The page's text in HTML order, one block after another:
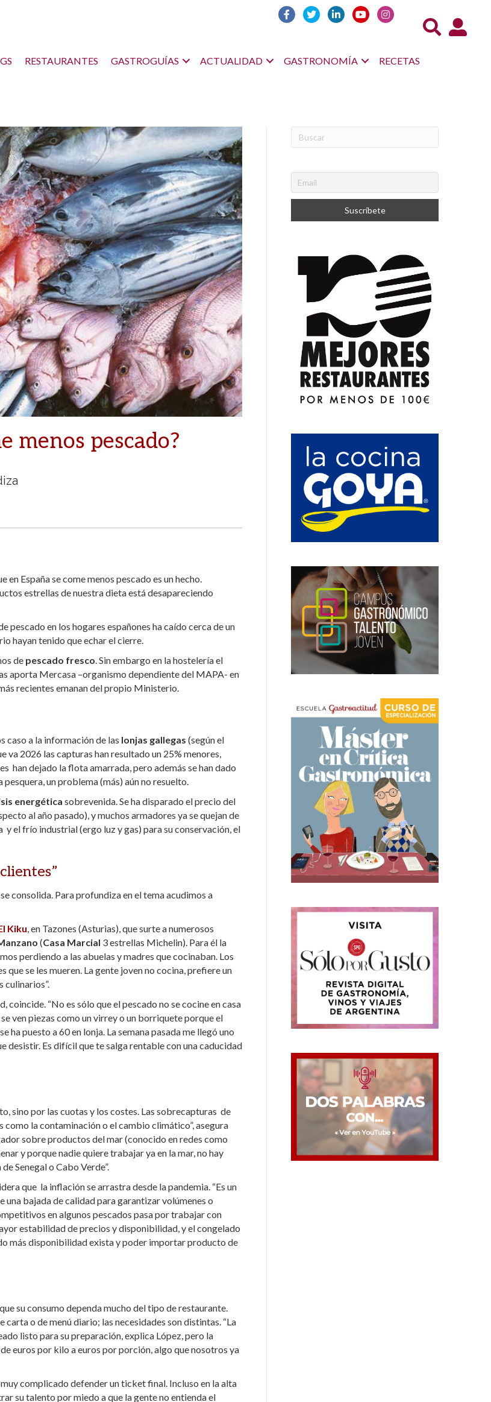
Acceso
RESTAURANTES GASTROGUÍAS ACTUALIDAD GASTRONOMÍA
RECETAS
menos pescado?
en España se come menos pescado es un hecho.
estrellas de nuestra dieta está desapareciendo
pescado en los hogares españones ha caído cerca de un
hayan tenido que echar el cierre.
de pescado fresco. Sin embargo en la hostelería el
aporta Mercasa –organismo dependiente del MAPA- en
recientes emanan del propio Ministerio.
caso a la información de las lonjas gallegas (según el
va 2026 las capturas han resultado un 25% menores,
han dejado la flota amarrada, pero además se han dado
un problema (más) aún no resuelto.
energética sobrevenida. Se ha disparado el precio del
al año pasado), y muchos armadores ya se quejan de
el frío industrial (ergo luz y gas) para su conservación, el
consolida. Para profundiza en el tema acudimos a
Kiku, en Tazones (Asturias), que surte a numerosos
(Casa Marcial 3 estrellas Michelin). Para él la
perdiendo a las abuelas y madres que cocinaban. Los
que se les mueren. La gente joven no cocina, prefiere un
culinarios”.
coincide. “No es sólo que el pescado no se cocine en casa
ven piezas como un virrey o un borriquete porque el
puesto a 60 en lonja. La semana pasada me llegó uno
desistir. Es difícil que te salga rentable con una caducidad
sino por las cuotas y los costes. Las sobrecapturas de
la contaminación o el cambio climático”, asegura
sobre productos del mar (conocido en redes como
y porque nadie quiere trabajar ya en la mar, no hay
Senegal o Cabo Verde”.
que la inflación se arrastra desde la pandemia. “Es un
bajada de calidad para garantizar volúmenes o
en algunos pescados pasa por trabajar con
estabilidad de precios y disponibilidad, y el congelado
más disponibilidad exista y poder importar producto de
su consumo dependa mucho del tipo de restaurante.
o de menú diario; las necesidades son distintas. “La
listo para su preparación, explica López, pero la
euros por kilo a euros por porción, algo que nosotros ya
complicado defender un ticket final. Incluso en la alta
su talento por miedo a que la gente no entienda el